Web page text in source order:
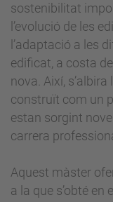
sostenibilitat
l’evolució de les
l’adaptació a les
edificat, a costa
nova. Així,
construït com un
estan sorgint
carrera
Aquest màster
a la que s’obté en